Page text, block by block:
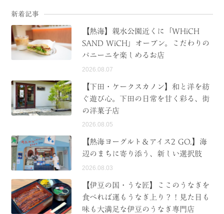
新着記事
【熱海】親水公園近くに「WHiCH
SAND WiCH」オープン。こだわりの
パニーニを楽しめるお店
2026.08.07
【下田・ケークスカノン】和と洋を紡
ぐ遊び心。下田の日常を甘く彩る、街
の洋菓子店
2026.08.05
【熱海ヨーグルト＆アイス2 GO.】海
辺のまちに寄り添う、新しい選択肢
2026.08.03
【伊豆の国・うな匠】ここのうなぎを
食べれば運もうなぎ上り？！見た目も
味も大満足な伊豆のうなぎ専門店